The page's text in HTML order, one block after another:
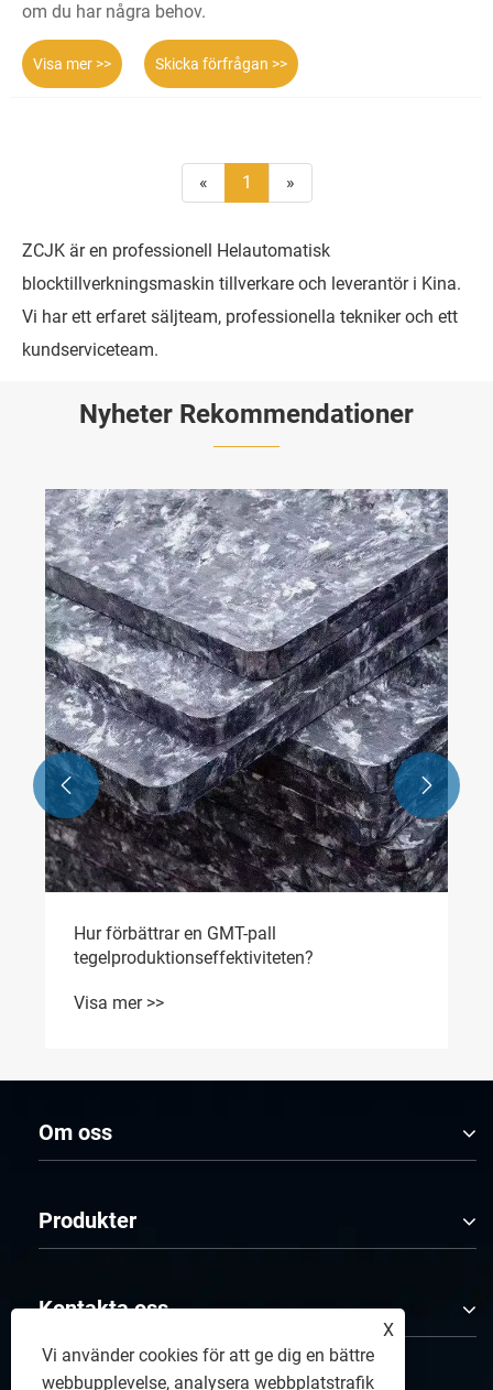
om du har några behov.
Visa mer >> Skicka förfrågan >>
« 1 »
ZCJK är en professionell Helautomatisk
blocktillverkningsmaskin tillverkare och leverantör i Kina.
Vi har ett erfaret säljteam, professionella tekniker och ett
kundserviceteam.
Nyheter Rekommendationer
Hur förbättrar en GMT-pall
tegelproduktionseffektiviteten?
Visa mer >>
 
Om oss
Produkter
Kontakta oss
X
Vi använder cookies för att ge dig en bättre
webbupplevelse, analysera webbplatstrafik